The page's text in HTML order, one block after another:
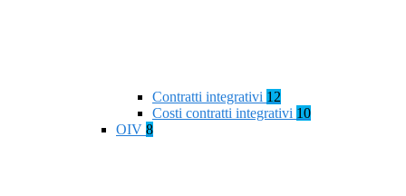
Contratti integrativi 12
Costi contratti integrativi 10
OIV 8